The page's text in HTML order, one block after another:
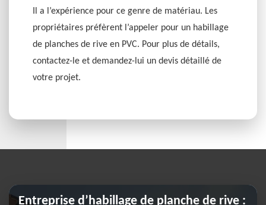
Il a l’expérience pour ce genre de matériau. Les
propriétaires préfèrent l’appeler pour un habillage
de planches de rive en PVC. Pour plus de détails,
contactez-le et demandez-lui un devis détaillé de
votre projet.
Entreprise d’habillage de planche de rive :